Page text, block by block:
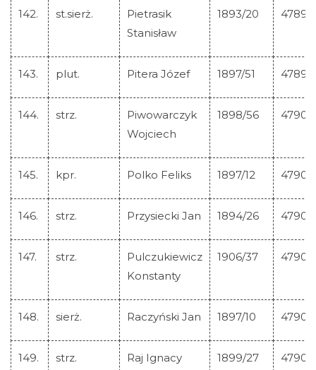
142. st.sierż.
Pietrasik
Stanisław
1893/20 47898
143. plut. Pitera Józef 1897/51 47899
144. strz.
Piwowarczyk
Wojciech
1898/56 47900
145. kpr. Polko Feliks 1897/12 47901
146. strz. Przysiecki Jan 1894/26 47902
147. strz.
Pulczukiewicz
Konstanty
1906/37 47903
148. sierż. Raczyński Jan 1897/10 47904
149. strz. Raj Ignacy 1899/27 47905